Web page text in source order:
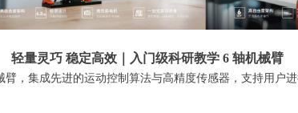
量灵巧 稳定高效｜入门级科研教学 6 轴机械臂
臂，集成先进的运动控制算法与高精度传感器，支持用户